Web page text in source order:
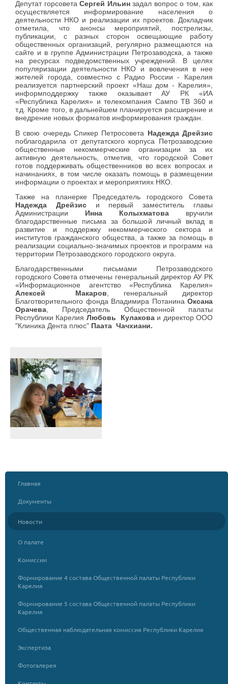
Депутат горсовета Сергей Ильинзадал вопрос о том, как
осуществляется информирование населения о
деятельности НКО и реализации их проектов. Докладчик
отметила, что анонсы мероприятий, пострелизы,
публикации, с разных сторон освещающие работу
общественных организаций, регулярно размещаются на
сайте и в группе Администрации Петрозаводска, а также
на ресурсах подведомственных учреждений. В целях
популяризации деятельности НКО и вовлечения в нее
жителей города, совместно с Радио России - Карелия
реализуется партнерский проект «Наш дом - Карелия»,
информподдержку также оказывает АУ РК «ИА
«Республика Карелия» и телекомпания Сампо ТВ 360 и
т.д. Кроме того, в дальнейшем планируется расширение и
внедрение новых форматов информирования граждан.
В свою очередь Спикер Петросовета Надежда Дрейзис
поблагодарила от депутатского корпуса Петрозаводские
общественные некоммерческие организации за их
активную деятельность, отметив, что городской Совет
готов поддерживать общественников во всех вопросах и
начинаниях, в том числе оказать помощь в размещении
информации о проектах и мероприятиях НКО.
Также на планерке Председатель городского Совета
Надежда Дрейзиси первый заместитель главы
Администрации Инна Колыхматова вручили
благодарственные письма за большой личный вклад в
развитие и поддержку некоммерческого сектора и
институтов гражданского общества, а также за помощь в
реализации социально-значимых проектов и программ на
территории Петрозаводского городского округа.
Благодарственными письмами Петрозаводского
городского Совета отмечены генеральный директор АУ РК
«Информационное агентство «Республика Карелия»
Алексей
Макаров, генеральный директор
Благотворительного фонда Владимира Потанина Оксана
Орачева, Председатель Общественной палаты
Республики Карелия Любовь Кулаковаи директор ООО
"Клиника Дента плюс" Паата Чачхиани.
Главная
Документы
Новости
О палате
Комиссии
Формирование 4 состава Общественной палаты Республики
Карелия
Формирование 5 состава Общественной палаты Республики
Карелия
Общественная наблюдательная комиссия Республики Карелия
Экспертиза
Фотогалерея